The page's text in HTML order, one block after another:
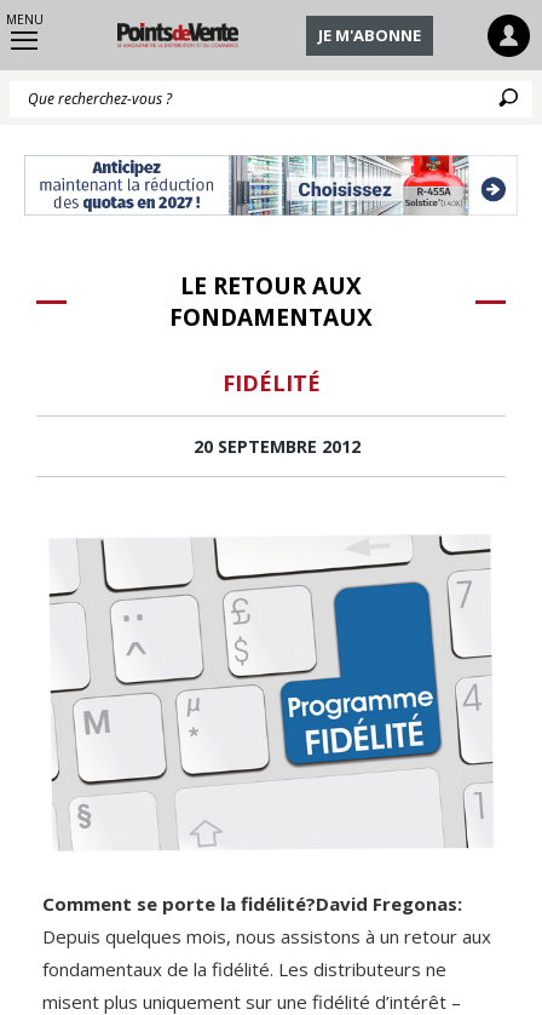
MENU
JE M'ABONNE
LE RETOUR AUX
FONDAMENTAUX
FIDÉLITÉ
20 SEPTEMBRE 2012
Comment se porte la fidélité?David Fregonas:
Depuis quelques mois, nous assistons à un retour aux
fondamentaux de la fidélité. Les distributeurs ne
misent plus uniquement sur une fidélité d’intérêt –